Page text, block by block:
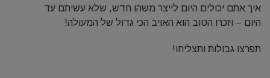
איך אתם יכולים היום לייצר משהו חדש, שלא עשיתם עד
היום – וזכרו הטוב הוא האויב הכי גדול של המעולה!
תפרצו גבולות ותצליחו!